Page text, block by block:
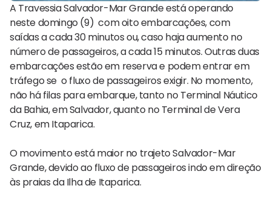
A Travessia Salvador-Mar Grande está operando
neste domingo (9) com oito embarcações, com
saídas a cada 30 minutos ou, caso haja aumento no
número de passageiros, a cada 15 minutos. Outras duas
embarcações estão em reserva e podem entrar em
tráfego se o fluxo de passageiros exigir. No momento,
não há filas para embarque, tanto no Terminal Náutico
da Bahia, em Salvador, quanto no Terminal de Vera
Cruz, em Itaparica.
O movimento está maior no trajeto Salvador-Mar
Grande, devido ao fluxo de passageiros indo em direção
às praias da Ilha de Itaparica.